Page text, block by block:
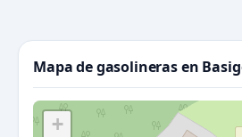
Mapa de gasolineras en
+